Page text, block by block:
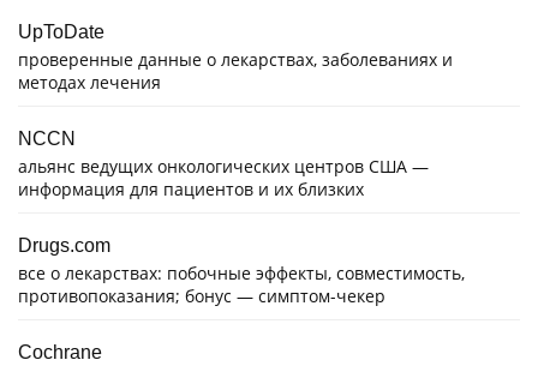
UpToDate
проверенные данные о лекарствах, заболеваниях и
методах лечения
NCCN
альянс ведущих онкологических центров США —
информация для пациентов и их близких
Drugs.com
все о лекарствах: побочные эффекты, совместимость,
противопоказания; бонус — симптом-чекер
Cochrane